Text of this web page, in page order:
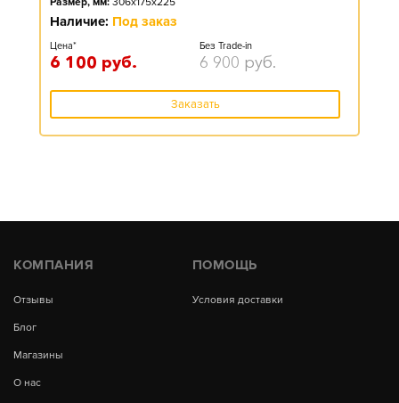
Наличие: Под заказ
Цена*
6 100 руб.
Без Trade-in
6 900 руб.
Заказать
КОМПАНИЯ
Отзывы
Блог
Магазины
О нас
ПОМОЩЬ
Условия доставки